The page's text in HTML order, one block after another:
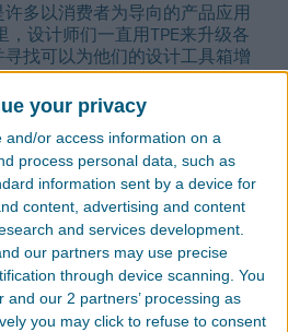
your privacy
and/or access information on a
process personal data, such as
information sent by a device for
content, advertising and content
and services development.
our partners may use precise
through device scanning. You
and our 2 partners’ processing as
you may click to refuse to consent
多以消费者为导向的产品应用
，设计师们一直用TPE来升级各
找可以为他们的设计工具箱增
可以包胶任何基材（包括
）的TPE材料。 这些TPE材料具
可以是有抓力，柔软，柔滑，丝
曲等等; 色彩一直是设计过程
具有非填充材料清晰度的填充
获得鲜艳色彩的效果; TPE的硬
甚至可以柔软到邵氏OOO的级
种产品。 今年我们将会寻找更
一下，一张注塑成型的TPE表
常薄……薄到小于1mm的厚
这些像表皮一样的TPE材料将
电脑外壳等更多应用。